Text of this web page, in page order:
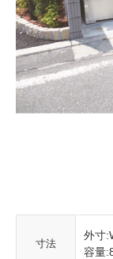
寸法
外寸
容量